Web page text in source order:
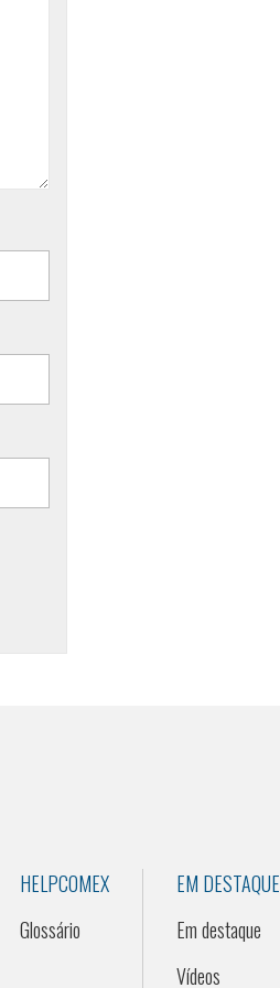
HELPCOMEX
Glossário
EM DESTAQUE
Em destaque
Vídeos